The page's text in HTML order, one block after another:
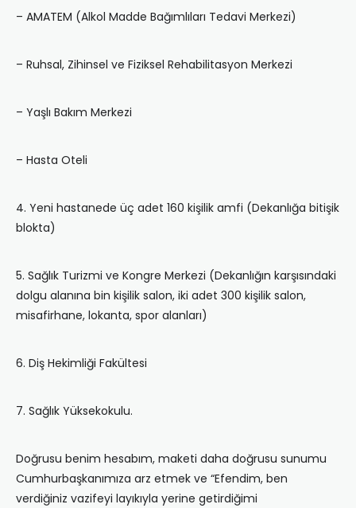
– AMATEM (Alkol Madde Bağımlıları Tedavi Merkezi)
– Ruhsal, Zihinsel ve Fiziksel Rehabilitasyon Merkezi
– Yaşlı Bakım Merkezi
– Hasta Oteli
4. Yeni hastanede üç adet 160 kişilik amfi (Dekanlığa bitişik
blokta)
5. Sağlık Turizmi ve Kongre Merkezi (Dekanlığın karşısındaki
dolgu alanına bin kişilik salon, iki adet 300 kişilik salon,
misafirhane, lokanta, spor alanları)
6. Diş Hekimliği Fakültesi
7. Sağlık Yüksekokulu.
Doğrusu benim hesabım, maketi daha doğrusu sunumu
Cumhurbaşkanımıza arz etmek ve “Efendim, ben
verdiğiniz vazifeyi layıkıyla yerine getirdiğimi